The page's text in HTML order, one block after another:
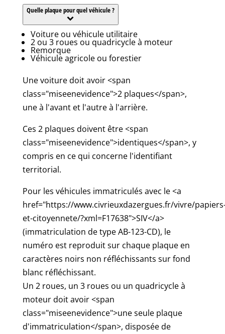
Quelle plaque pour quel véhicule ?
Voiture ou véhicule utilitaire
2 ou 3 roues ou quadricycle à moteur
Remorque
Véhicule agricole ou forestier
Une voiture doit avoir <span
class="miseenevidence">2 plaques</span>,
une à l'avant et l'autre à l'arrière.
Ces 2 plaques doivent être <span
class="miseenevidence">identiques</span>, y
compris en ce qui concerne l'identifiant
territorial.
Pour les véhicules immatriculés avec le <a
href="https://www.civrieuxdazergues.fr/vivre/
et-citoyennete/?xml=F17638">SIV</a>
(immatriculation de type AB-123-CD), le
numéro est reproduit sur chaque plaque en
caractères noirs non réfléchissants sur fond
blanc réfléchissant.
Un 2 roues, un 3 roues ou un quadricycle à
moteur doit avoir <span
class="miseenevidence">une seule plaque
d'immatriculation</span>, disposée de